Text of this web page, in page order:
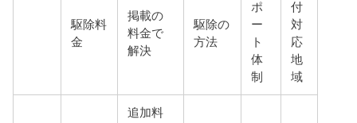
駆除料
金
掲載の
料金で
解決
駆除の
方法
ポ
ー
ト
体
制
付
対
応
地
域
追加料